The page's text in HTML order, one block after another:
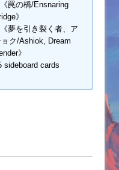
罠の橋/Ensnaring
》
夢を引き裂く者、ア
ョク/Ashiok, Dream
》
sideboard cards